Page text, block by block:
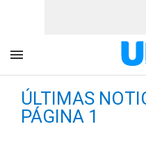
ÚLTIMAS
PÁGINA 1